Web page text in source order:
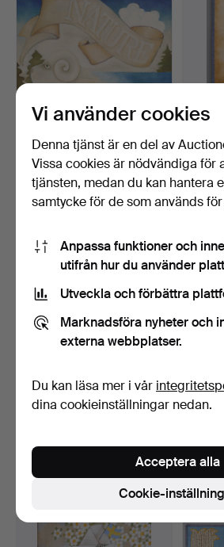
KARL-ERIK OLSSON
"SNOGERÖD" 1927-1995.
OLJ…
Klubbades 12 maj 2026
13 bud
OLJ…
9 bud
OLJ…
Klubbades 12 maj 2026
6 bud
TRI…
211
Vi använder cookies
Denna tjänst är en del av
Vissa cookies är nödvändiga för
tjänsten, medan du kan hantera
samtycke för de som används
Anpassa funktioner och
utifrån hur du använder
Utveckla och förbättra
Marknadsföra nyheter och
externa webbplatser.
Du kan läsa mer i vår
dina cookieinställningar nedan.
Cookie-
Acceptera alla